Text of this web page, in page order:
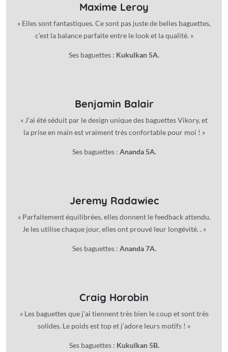
Maxime Leroy
« Elles sont fantastiques. Ce sont pas juste de belles baguettes,
c’est la balance parfaite entre le look et la qualité. »
Ses baguettes : Kukulkan 5A.
Benjamin Balair
« J’ai été séduit par le design unique des baguettes Vikory, et
la prise en main est vraiment très confortable pour moi ! »
Ses baguettes : Ananda 5A.
Jeremy Radawiec
« Parfaitement équilibrées, elles donnent le feedback attendu.
Je les utilise chaque jour, elles ont prouvé leur longévité. . »
Ses baguettes : Ananda 7A.
Craig Horobin
« Les baguettes que j’ai tiennent très bien le coup et sont très
solides. Le poids est top et j’adore leurs motifs ! »
Ses baguettes : Kukulkan 5B.